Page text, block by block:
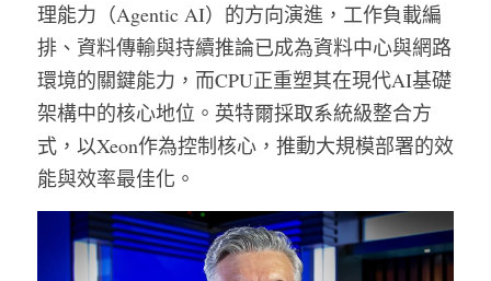
理能力（Agentic AI）的方向演進，工作負載編
排、資料傳輸與持續推論已成為資料中心與網路
環境的關鍵能力，而CPU正重塑其在現代AI基礎
架構中的核心地位。英特爾採取系統級整合方
式，以Xeon作為控制核心，推動大規模部署的效
能與效率最佳化。